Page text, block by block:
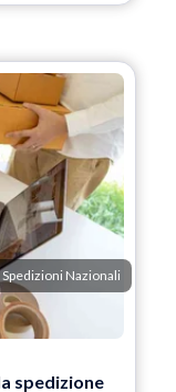
Spedizioni Nazionali
spedizione